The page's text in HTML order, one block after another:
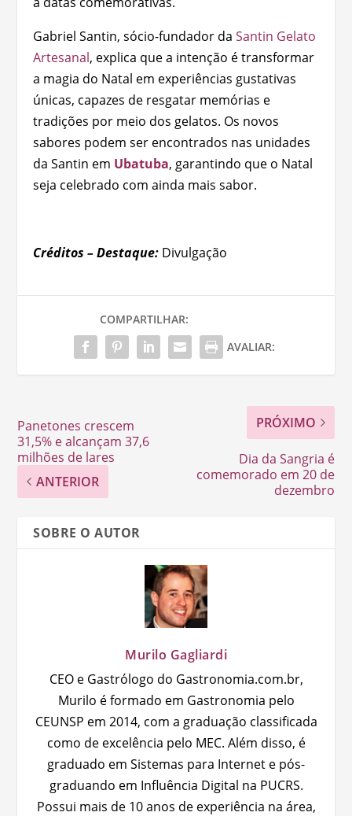
Gabriel Santin, sócio-fundador daSantin Gelato
Artesanal, explica que a intenção é transformar
a magia do Natal em experiências gustativas
únicas, capazes de resgatar memórias e
tradições por meio dos gelatos. Os novos
sabores podem ser encontrados nas unidades
da Santin em Ubatuba, garantindo que o Natal
seja celebrado com ainda mais sabor.
Créditos – Destaque: Divulgação
COMPARTILHAR:
AVALIAR:
Panetones crescem
31,5% e alcançam 37,6
milhões de lares
ANTERIOR
PRÓXIMO
Dia da Sangria é
comemorado em 20 de
dezembro
SOBRE O AUTOR
Murilo Gagliardi
CEO e Gastrólogo do Gastronomia.com.br,
Murilo é formado em Gastronomia pelo
CEUNSP em 2014, com a graduação classificada
como de excelência pelo MEC. Além disso, é
graduado em Sistemas para Internet e pós-
graduando em Influência Digital na PUCRS.
Possui mais de 10 anos de experiência na área,